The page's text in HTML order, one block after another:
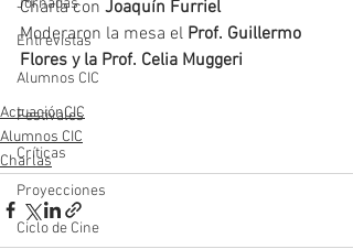
Jornadas
Entrevistas
Alumnos CIC
Festivales
Críticas
Proyecciones
Ciclo de Cine
Charla con Joaquín Furriel
Moderaron la mesa el Prof. Guillermo
Flores y la Prof. Celia Muggeri
ActuaciónCIC
Alumnos CIC
Charlas